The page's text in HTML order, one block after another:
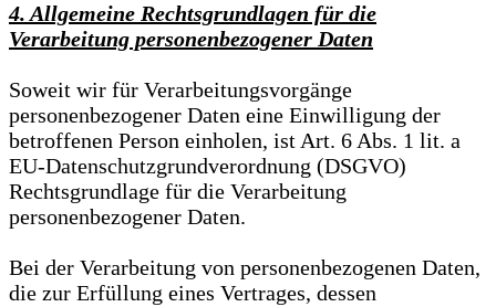
4. Allgemeine Rechtsgrundlagen für die
Verarbeitung personenbezogener Daten
Soweit wir für Verarbeitungsvorgänge
personenbezogener Daten eine Einwilligung der
betroffenen Person einholen, ist Art. 6 Abs. 1 lit. a
EU-Datenschutzgrundverordnung (DSGVO)
Rechtsgrundlage für die Verarbeitung
personenbezogener Daten.
Bei der Verarbeitung von personenbezogenen Daten,
die zur Erfüllung eines Vertrages, dessen